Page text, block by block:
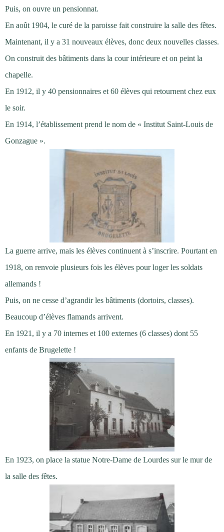
Puis, on ouvre un pensionnat.
En août 1904, le curé de la paroisse fait construire la salle des fêtes.
Maintenant, il y a 31 nouveaux élèves, donc deux nouvelles classes.
On construit des bâtiments dans la cour intérieure et on peint la
chapelle.
En 1912, il y 40 pensionnaires et 60 élèves qui retournent chez eux
le soir.
En 1914, l’établissement prend le nom de « Institut Saint-Louis de
Gonzague ».
La guerre arrive, mais les élèves continuent à s’inscrire. Pourtant en
1918, on renvoie plusieurs fois les élèves pour loger les soldats
allemands !
Puis, on ne cesse d’agrandir les bâtiments (dortoirs, classes).
Beaucoup d’élèves flamands arrivent.
En 1921, il y a 70 internes et 100 externes (6 classes) dont 55
enfants de Brugelette !
En 1923, on place la statue Notre-Dame de Lourdes sur le mur de
la salle des fêtes.